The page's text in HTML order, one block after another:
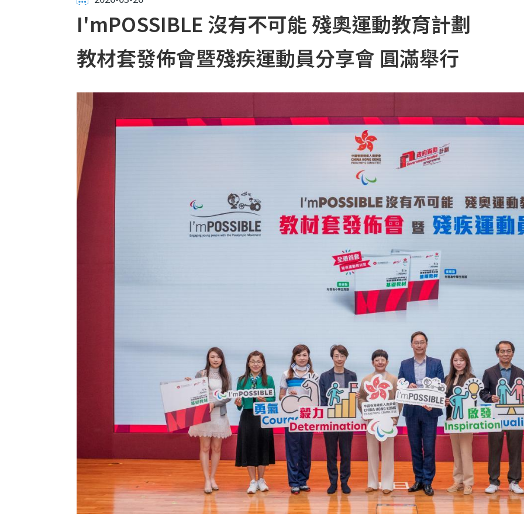
I'mPOSSIBLE 沒有不可能 殘奧運動教育計劃
教材套發佈會暨殘疾運動員分享會 圓滿舉行